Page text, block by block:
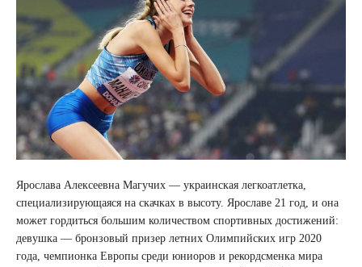
Ярослава Алексеевна Магучих — украинская легкоатлетка,
специализирующаяся на скачках в высоту. Ярославе 21 год, и она
может гордиться большим количеством спортивных достижений:
девушка — бронзовый призер летних Олимпийских игр 2020
года, чемпионка Европы среди юниоров и рекордсменка мира